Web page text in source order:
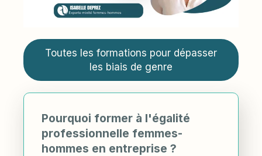
Toutes les formations pour dépasser
les biais de genre
Pourquoi former à l'égalité
professionnelle femmes-
hommes en entreprise ?